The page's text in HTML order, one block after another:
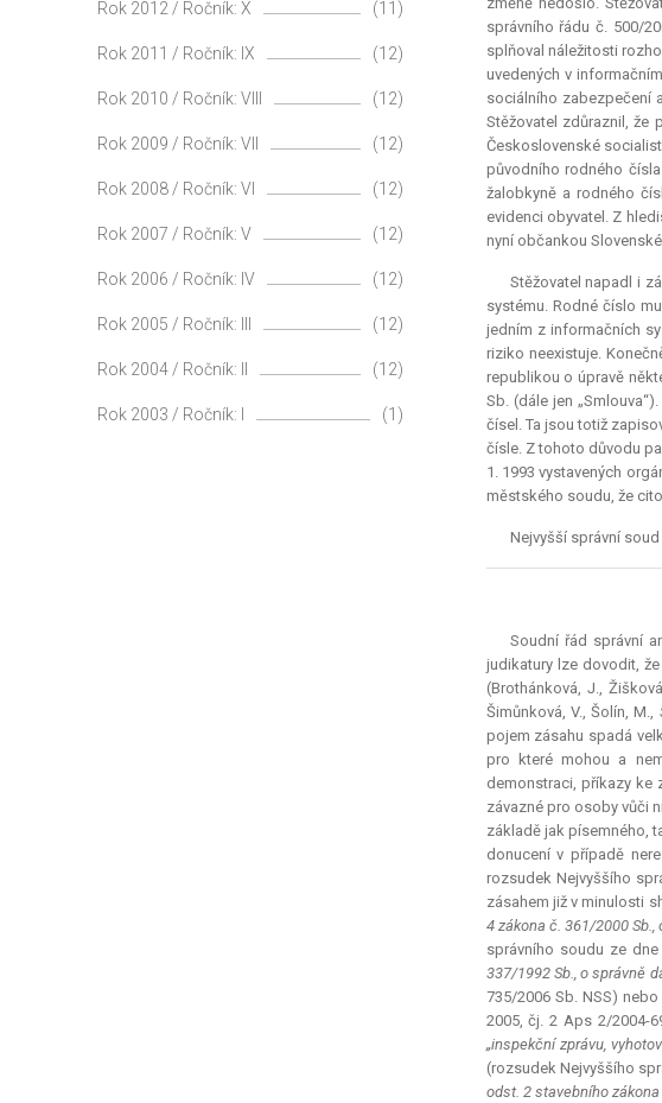
správního řádu č. 500/
splňoval náležitosti
uvedených v
sociálního zabezpečení
Stěžovatel zdůraznil, že
Československé
původního rodného
žalobkyně a rodného
evidenci obyvatel. Z
nyní občankou
Stěžovatel napadl i
systému. Rodné číslo
jedním z informačních
riziko neexistuje.
republikou o úpravě
Sb. (dále jen
čísel. Ta jsou totiž
čísle. Z tohoto důvodu
1. 1993 vystavených
městského soudu, že
Nejvyšší správní
Soudní řád správní
judikatury lze dovodit,
(Brothánková, J.,
Šimůnková, V., Šolín, M.,
pojem zásahu spadá
pro které mohou a
demonstraci, příkazy ke
závazné pro osoby vůči
základě jak písemného,
donucení v případě
rozsudek Nejvyššího
zásahem již v minulosti
4 zákona č. 361/2000
správního soudu ze
337/1992 Sb., o správně
735/2006 Sb. NSS)
2005, čj. 2 Aps 2/2004-
„inspekční zprávu,
(rozsudek Nejvyššího
odst. 2 stavebního
Rok 2012 / Ročník: X (11)
Rok 2011 / Ročník: IX (12)
Rok 2010 / Ročník: VIII (12)
Rok 2009 / Ročník: VII (12)
Rok 2008 / Ročník: VI (12)
Rok 2007 / Ročník: V (12)
Rok 2006 / Ročník: IV (12)
Rok 2005 / Ročník: III (12)
Rok 2004 / Ročník: II (12)
Rok 2003 / Ročník: I (1)